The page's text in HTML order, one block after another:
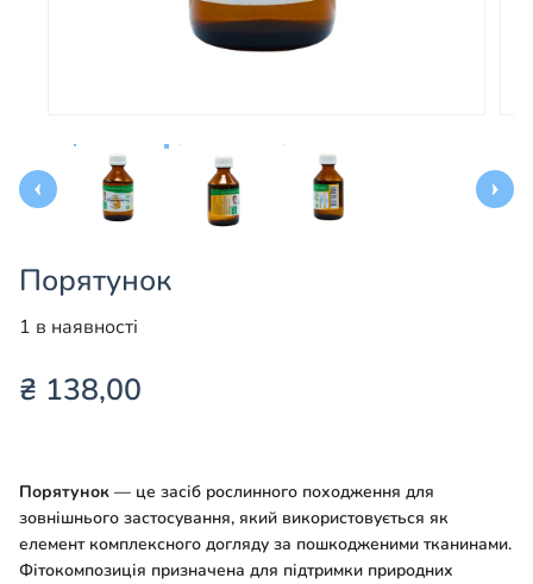
Порятунок
1 в наявності
₴ 138,00
Порятунок — це засіб рослинного походження для
зовнішнього застосування, який використовується як
елемент комплексного догляду за пошкодженими тканинами.
Фітокомпозиція призначена для підтримки природних